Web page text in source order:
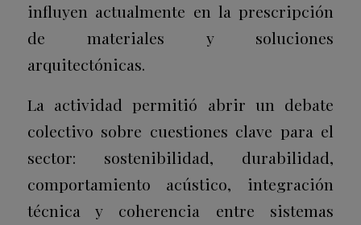
influyen actualmente en la prescripción
de materiales y soluciones
arquitectónicas.
La actividad permitió abrir un debate
colectivo sobre cuestiones clave para el
sector: sostenibilidad, durabilidad,
comportamiento acústico, integración
técnica y coherencia entre sistemas